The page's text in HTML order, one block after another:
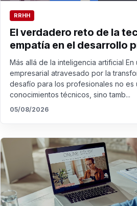
RRHH
El verdadero reto de la
empatía en el desarrollo
Más allá de la inteligencia artificial En
empresarial atravesado por la
desafío para los profesionales no es
conocimientos técnicos, sino tamb...
05/08/2026